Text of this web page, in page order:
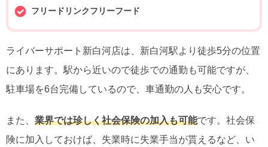
フリードリンクフリーフード
ライバーサポート新白河店は、新白河駅より徒歩5分の位置
にあります。駅から近いので徒歩での通勤も可能ですが、
駐車場を6台完備しているので、車通勤の人も安心です。
また、 業界では珍しく社会保険の加入も可能です。社会保
険に加入しておけば、失業時に失業手当が貰えるなど、い